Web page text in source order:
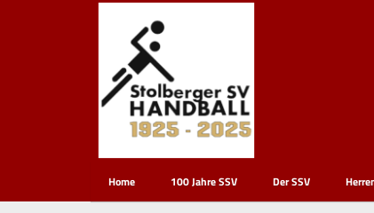
Home 100 Jahre SSV Der SSV